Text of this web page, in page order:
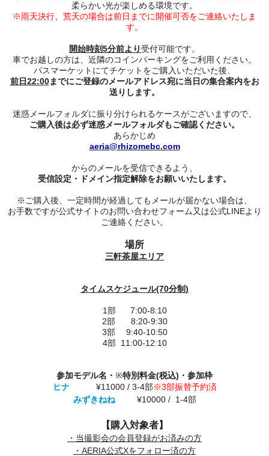
柔らかい光が楽しめる環境です。
※雨天決行、荒天の場合は前日までに開催可否をご連絡いたしま
す。
開始時刻5分前より受付可能です。
車でお越しの方は、近隣のコインパーキングをご利用ください。
パスマーケットにてチケットをご購入いただいた後、
前日22:00までにご登録のメールアドレス宛に当日の集合案内をお
送りします。
迷惑メールフォルダに振り分けられるケースがございますので、
ご購入後は必ず迷惑メールフォルダもご確認ください。
あらかじめ
aeria@rhizomebc.com
からのメールを受信できるよう、
受信設定・ドメイン指定解除をお願いいたします。
※ご購入後、一定時間が経過してもメールが届かない場合は、
お手数ですが公式サイトのお問い合わせフォーム又は公式LINEより
ご連絡ください。
場所
三軒茶屋エリア
タイムスケジュール(70分制)
1部 7:00-8:10
2部 8:20-9:30
3部 9:40-10:50
4部 11:00-12:10
参加モデル名・ ※特別料金(税込)・参加枠
ヒナ
¥11000 / 3-4部※3部振替予約済
みずきねね¥10000 / 1-4部
【購入対象者】
・当撮影会の会員登録がお済みの方
・AERIA公式Xをフォロー済の方